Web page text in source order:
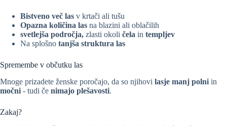
Bistveno več las v krtači ali tušu
Opazna količina las na blazini ali oblačilih
svetlejša področja, zlasti okoli čela in templjev
Na splošno tanjša struktura las
Spremembe v občutku las
Mnoge prizadete ženske poročajo, da so njihovi lasje manj polni in
močni - tudi če nimajo plešavosti.
Zakaj?